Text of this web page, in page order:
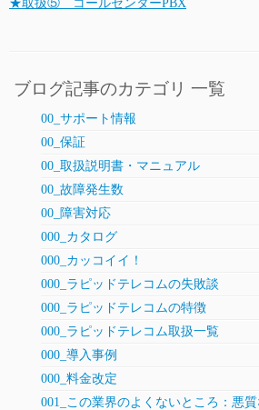
★取扱⑤ コールセンターPBX
ブログ記事のカテゴリ 一覧
00_サポート情報
00_保証
00_取扱説明書・マニュアル
00_故障発生数
00_障害対応
000_カタログ
000_カッコイイ！
000_ラピッドテレコムの失敗談
000_ラピッドテレコムの特徴
000_ラピッドテレコム取扱一覧
000_導入事例
000_料金改定
001_この業界のよくないところ：悪